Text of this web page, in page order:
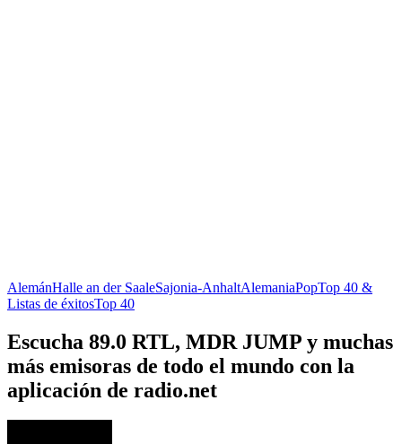
AlemánHalle an der SaaleSajonia-AnhaltAlemaniaPopTop 40 &
Listas de éxitosTop 40
Escucha 89.0 RTL, MDR JUMP y muchas
más emisoras de todo el mundo con la
aplicación de radio.net